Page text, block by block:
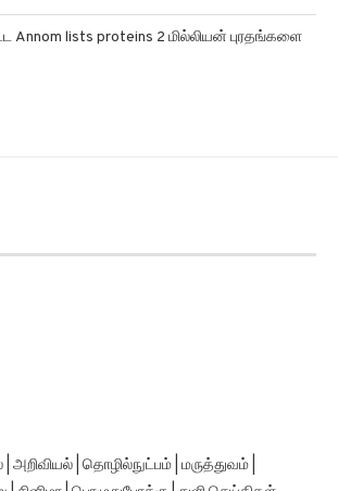
lists proteins 2 மில்லியன் புரதங்களை
அறிவியல் | தொழில்நுட்பம் | மருத்துவம் |